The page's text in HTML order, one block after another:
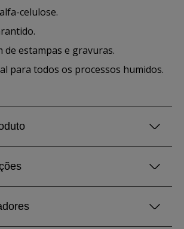
celulose.
de estampas e gravuras.
para todos os processos humidos.